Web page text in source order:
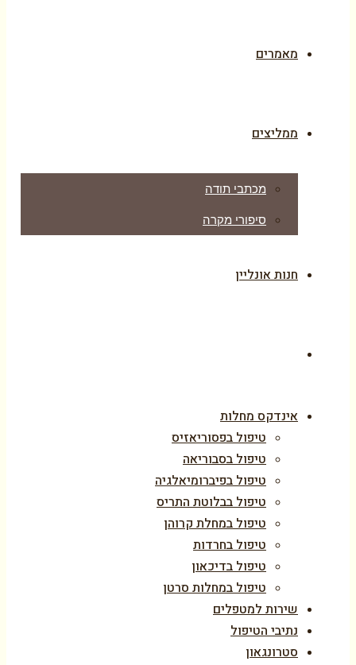
מאמרים
ממליצים
מכתבי תודה
סיפורי מקרה
חנות אונליין
אינדקס מחלות
טיפול בפסוריאזיס
טיפול בסבוריאה
טיפול בפיברומיאלגיה
טיפול בבלוטת התריס
טיפול במחלת קרוהן
טיפול בחרדות
טיפול בדיכאון
טיפול במחלות סרטן
שירות למטפלים
נתיבי הטיפול
סטרונגאון